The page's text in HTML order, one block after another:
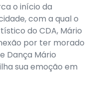
o início da
com a qual o
do CDA, Mário
por ter morado
Dança Mário
sua emoção em